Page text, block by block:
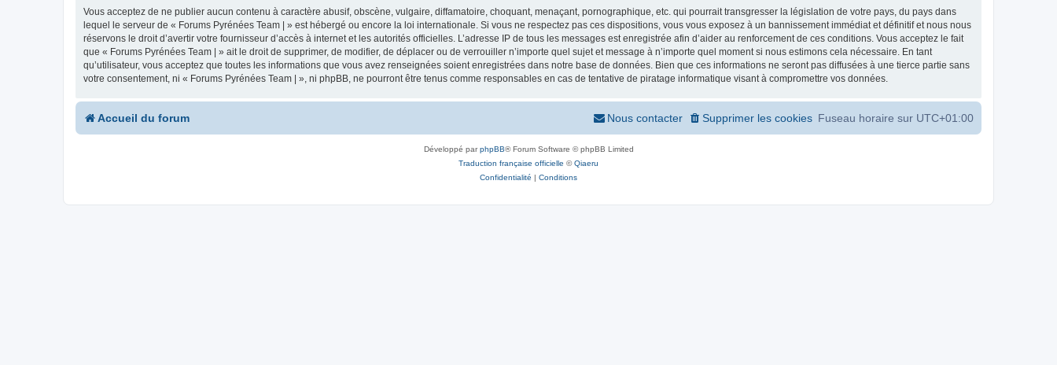
Vous acceptez de ne publier aucun contenu à caractère abusif, obscène, vulgaire, diffamatoire, choquant, menaçant, pornographique, etc. qui pourrait transgresser la législation de votre pays, du pays dans
lequel le serveur de « Forums Pyrénées Team | » est hébergé ou encore la loi internationale. Si vous ne respectez pas ces dispositions, vous vous exposez à un bannissement immédiat et définitif et nous nous
réservons le droit d’avertir votre fournisseur d’accès à internet et les autorités officielles. L’adresse IP de tous les messages est enregistrée afin d’aider au renforcement de ces conditions. Vous acceptez le fait
que « Forums Pyrénées Team | » ait le droit de supprimer, de modifier, de déplacer ou de verrouiller n’importe quel sujet et message à n’importe quel moment si nous estimons cela nécessaire. En tant
qu’utilisateur, vous acceptez que toutes les informations que vous avez renseignées soient enregistrées dans notre base de données. Bien que ces informations ne seront pas diffusées à une tierce partie sans
votre consentement, ni « Forums Pyrénées Team | », ni phpBB, ne pourront être tenus comme responsables en cas de tentative de piratage informatique visant à compromettre vos données.
Accueil du forum Fuseau horaire sur UTC+01:00
Supprimer les cookies
Nous contacter
Développé parphpBB® Forum Software © phpBB Limited
Traduction française officielle ©Qiaeru
Confidentialité | Conditions